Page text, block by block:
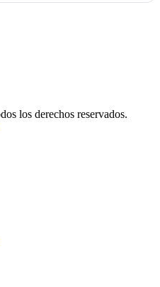
los derechos reservados.